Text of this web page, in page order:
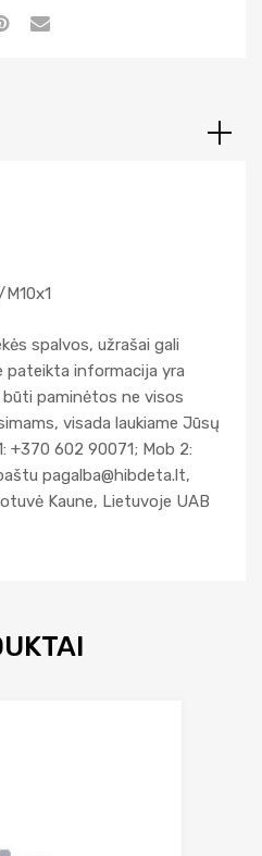
:
M10x1
spalvos, užrašai gali
pateikta informacija yra
paminėtos ne visos
visada laukiame Jūsų
+370 602 90071; Mob 2:
pagalba@hibdeta.lt,
Kaune, Lietuvoje UAB